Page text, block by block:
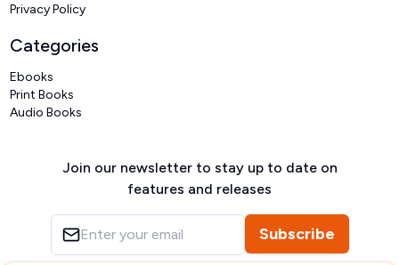
Privacy Policy
Categories
Ebooks
Print Books
Audio Books
Join our newsletter to stay up to date on
features and releases
Subscribe